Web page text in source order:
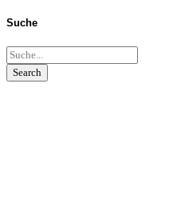
Suche